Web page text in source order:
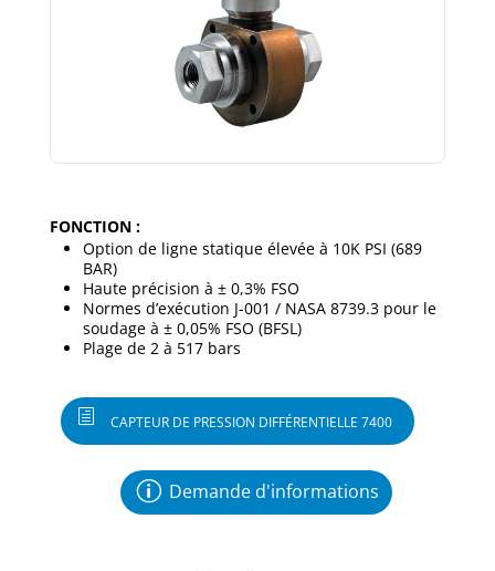
FONCTION :
Option de ligne statique élevée à 10K PSI (689
BAR)
Haute précision à ± 0,3% FSO
Normes d’exécution J-001 / NASA 8739.3 pour le
soudage à ± 0,05% FSO (BFSL)
Plage de 2 à 517 bars
CAPTEUR DE PRESSION DIFFÉRENTIELLE 7400
Demande d'informations